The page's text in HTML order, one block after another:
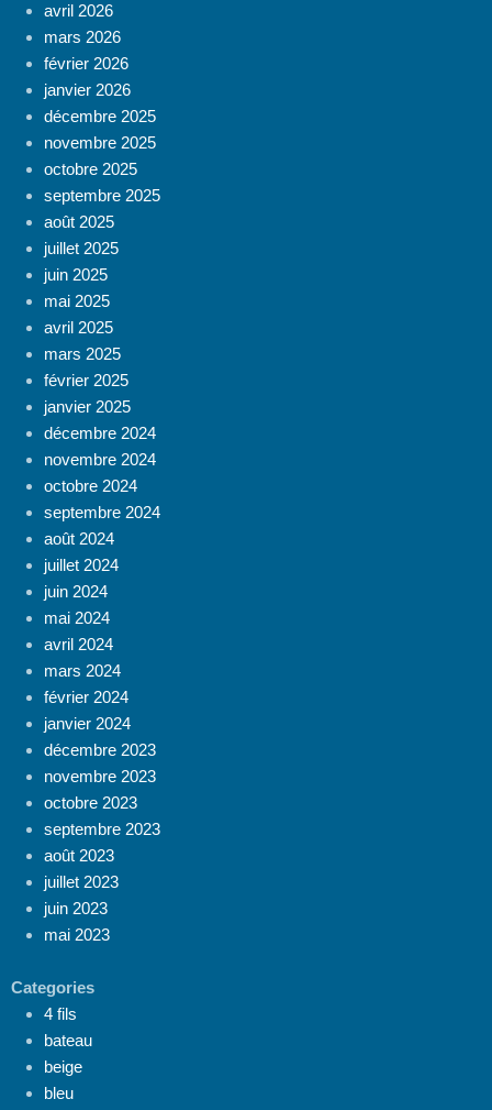
avril 2026
mars 2026
février 2026
janvier 2026
décembre 2025
novembre 2025
octobre 2025
septembre 2025
août 2025
juillet 2025
juin 2025
mai 2025
avril 2025
mars 2025
février 2025
janvier 2025
décembre 2024
novembre 2024
octobre 2024
septembre 2024
août 2024
juillet 2024
juin 2024
mai 2024
avril 2024
mars 2024
février 2024
janvier 2024
décembre 2023
novembre 2023
octobre 2023
septembre 2023
août 2023
juillet 2023
juin 2023
mai 2023
Categories
4 fils
bateau
beige
bleu